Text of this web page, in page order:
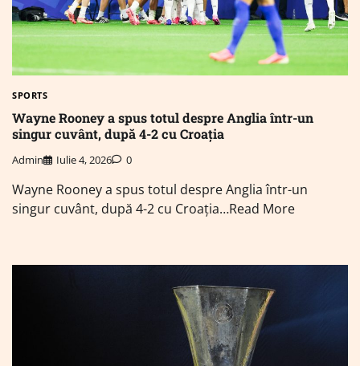
SPORTS
Wayne Rooney a spus totul despre Anglia într-un
singur cuvânt, după 4-2 cu Croația
Admin Iulie 4, 2026 0
Wayne Rooney a spus totul despre Anglia într-un
singur cuvânt, după 4-2 cu Croația…Read More